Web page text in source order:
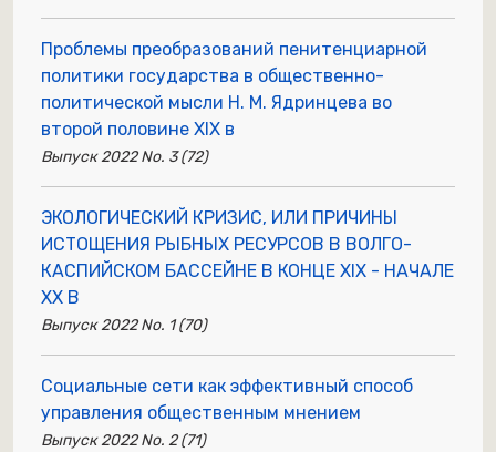
Проблемы преобразований пенитенциарной
политики государства в общественно-
политической мысли Н. М. Ядринцева во
второй половине XIX в
Выпуск 2022 No. 3 (72)
ЭКОЛОГИЧЕСКИЙ КРИЗИС, ИЛИ ПРИЧИНЫ
ИСТОЩЕНИЯ РЫБНЫХ РЕСУРСОВ В ВОЛГО-
КАСПИЙСКОМ БАССЕЙНЕ В КОНЦЕ XIX - НАЧАЛЕ
XX В
Выпуск 2022 No. 1 (70)
Социальные сети как эффективный способ
управления общественным мнением
Выпуск 2022 No. 2 (71)